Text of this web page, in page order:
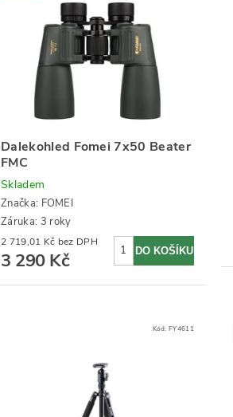
Dalekohled Fomei 7x50 Beater
FMC
Skladem
Značka: FOMEI
Záruka: 3 roky
2 719,01 Kč bez DPH
3 290 Kč
Kód:FY4611